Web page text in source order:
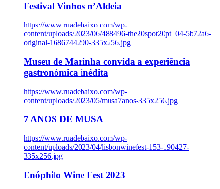
Festival Vinhos n’Aldeia
https://www.ruadebaixo.com/wp-
content/uploads/2023/06/488496-the20spot20pt_04-5b72a6-
original-1686744290-335x256.jpg
Museu de Marinha convida a experiência
gastronómica inédita
https://www.ruadebaixo.com/wp-
content/uploads/2023/05/musa7anos-335x256.jpg
7 ANOS DE MUSA
https://www.ruadebaixo.com/wp-
content/uploads/2023/04/lisbonwinefest-153-190427-
335x256.jpg
Enóphilo Wine Fest 2023